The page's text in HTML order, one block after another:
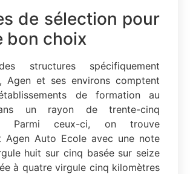
de sélection pour
bon choix
structures spécifiquement
Agen et ses environs comptent
de formation au
un rayon de trente-cinq
Parmi ceux-ci, on trouve
Agen Auto Ecole avec une note
huit sur cinq basée sur seize
à quatre virgule cinq kilomètres